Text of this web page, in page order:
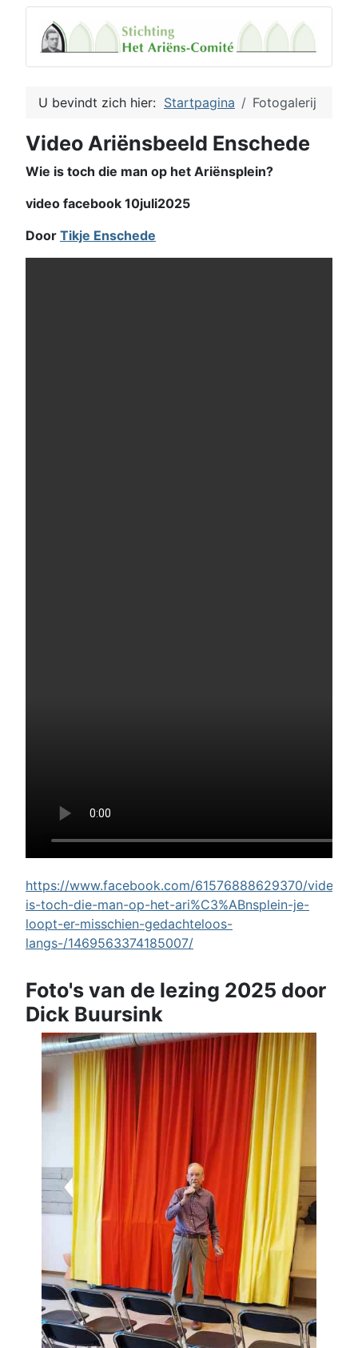
U bevindt zich hier: Startpagina Fotogalerij
Video Ariënsbeeld Enschede
Wie is toch die man op het Ariënsplein?
video facebook 10juli2025
Door Tikje Enschede
https://www.facebook.com/61576888629370/videos/
is-toch-die-man-op-het-ari%C3%ABnsplein-je-
loopt-er-misschien-gedachteloos-
langs-/1469563374185007/
Foto's van de lezing 2025 door
Dick Buursink